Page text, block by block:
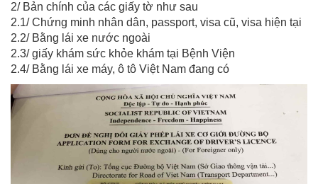
2/ Bản chính của các giấy tờ như sau
2.1/ Chứng minh nhân dân, passport, visa cũ, visa hiện tại
2.2/ Bằng lái xe nước ngoài
2.3/ giấy khám sức khỏe khám tại Bệnh Viện
2.4/ Bằng lái xe máy, ô tô Việt Nam đang có